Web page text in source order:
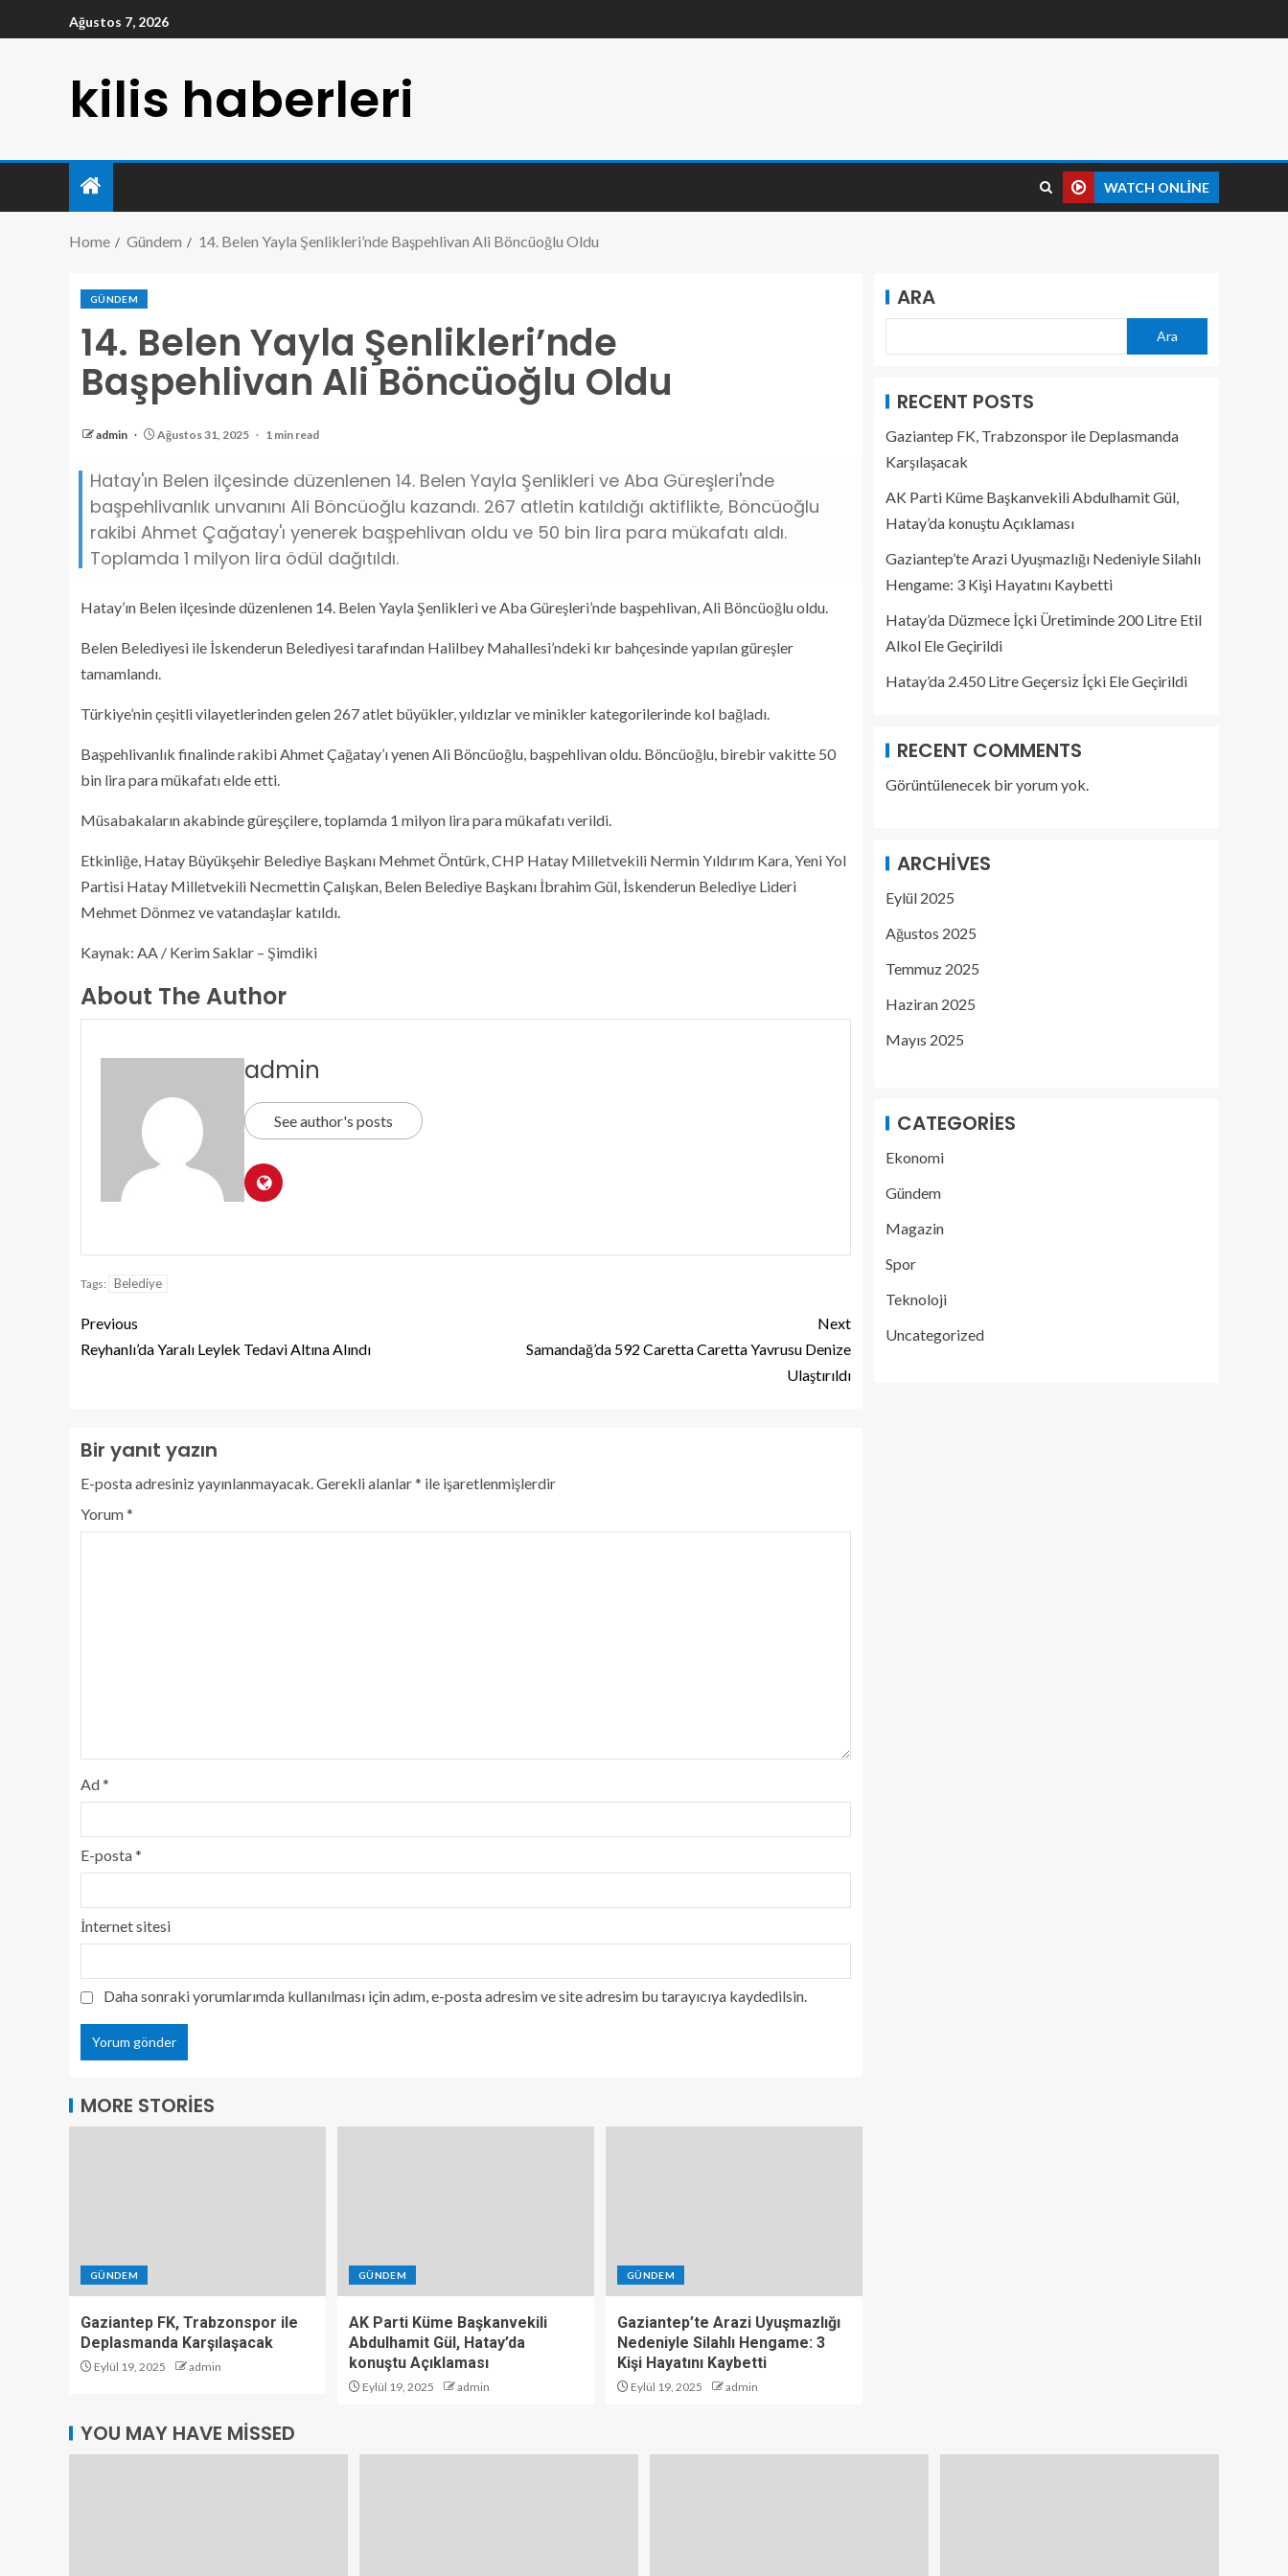
Ağustos 7, 2026
kilis haberleri
WATCH ONLINE
Home Gündem 14. Belen Yayla Şenlikleri’nde Başpehlivan Ali Böncüoğlu Oldu
GÜNDEM
14. Belen Yayla Şenlikleri’nde
Başpehlivan Ali Böncüoğlu Oldu
admin Ağustos 31, 2025 1 min read
Hatay'ın Belen ilçesinde düzenlenen 14. Belen Yayla Şenlikleri ve Aba Güreşleri'nde
başpehlivanlık unvanını Ali Böncüoğlu kazandı. 267 atletin katıldığı aktiflikte, Böncüoğlu
rakibi Ahmet Çağatay'ı yenerek başpehlivan oldu ve 50 bin lira para mükafatı aldı.
Toplamda 1 milyon lira ödül dağıtıldı.
Hatay’ın Belen ilçesinde düzenlenen 14. Belen Yayla Şenlikleri ve Aba Güreşleri’nde başpehlivan, Ali Böncüoğlu oldu.
Belen Belediyesi ile İskenderun Belediyesi tarafından Halilbey Mahallesi’ndeki kır bahçesinde yapılan güreşler
tamamlandı.
Türkiye’nin çeşitli vilayetlerinden gelen 267 atlet büyükler, yıldızlar ve minikler kategorilerinde kol bağladı.
Başpehlivanlık finalinde rakibi Ahmet Çağatay’ı yenen Ali Böncüoğlu, başpehlivan oldu. Böncüoğlu, birebir vakitte 50
bin lira para mükafatı elde etti.
Müsabakaların akabinde güreşçilere, toplamda 1 milyon lira para mükafatı verildi.
Etkinliğe, Hatay Büyükşehir Belediye Başkanı Mehmet Öntürk, CHP Hatay Milletvekili Nermin Yıldırım Kara, Yeni Yol
Partisi Hatay Milletvekili Necmettin Çalışkan, Belen Belediye Başkanı İbrahim Gül, İskenderun Belediye Lideri
Mehmet Dönmez ve vatandaşlar katıldı.
Kaynak: AA / Kerim Saklar – Şimdiki
About The Author
admin
See author's posts
Tags: Belediye
Previous
Reyhanlı’da Yaralı Leylek Tedavi Altına Alındı
Next
Samandağ’da 592 Caretta Caretta Yavrusu Denize
Ulaştırıldı
Bir yanıt yazın
E-posta adresiniz yayınlanmayacak.Gerekli alanlar* ile işaretlenmişlerdir
Yorum*
Ad*
E-posta*
İnternet sitesi
Daha sonraki yorumlarımda kullanılması için adım, e-posta adresim ve site adresim bu tarayıcıya kaydedilsin.
MORE STORIES
GÜNDEM
Gaziantep FK, Trabzonspor ile
Deplasmanda Karşılaşacak
Eylül 19, 2025 admin
GÜNDEM
AK Parti Küme Başkanvekili
Abdulhamit Gül, Hatay’da
konuştu Açıklaması
Eylül 19, 2025 admin
GÜNDEM
Gaziantep’te Arazi Uyuşmazlığı
Nedeniyle Silahlı Hengame: 3
Kişi Hayatını Kaybetti
Eylül 19, 2025 admin
ARA
Ara
RECENT POSTS
Gaziantep FK, Trabzonspor ile Deplasmanda
Karşılaşacak
AK Parti Küme Başkanvekili Abdulhamit Gül,
Hatay’da konuştu Açıklaması
Gaziantep’te Arazi Uyuşmazlığı Nedeniyle Silahlı
Hengame: 3 Kişi Hayatını Kaybetti
Hatay’da Düzmece İçki Üretiminde 200 Litre Etil
Alkol Ele Geçirildi
Hatay’da 2.450 Litre Geçersiz İçki Ele Geçirildi
RECENT COMMENTS
Görüntülenecek bir yorum yok.
ARCHIVES
Eylül 2025
Ağustos 2025
Temmuz 2025
Haziran 2025
Mayıs 2025
CATEGORIES
Ekonomi
Gündem
Magazin
Spor
Teknoloji
Uncategorized
YOU MAY HAVE MISSED